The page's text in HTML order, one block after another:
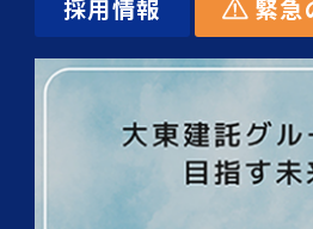
採用情報 緊急